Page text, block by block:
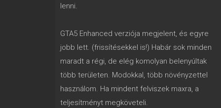
lenni.
GTA5 Enhanced verziója megjelent, és egyre
jobb lett. (frissítésekkel is!) Habár sok minden
maradt a régi, de elég komolyan belenyúltak
több területen. Modokkal, több növényzettel
használom. Ha mindent felviszek maxra, a
teljesítményt megköveteli.